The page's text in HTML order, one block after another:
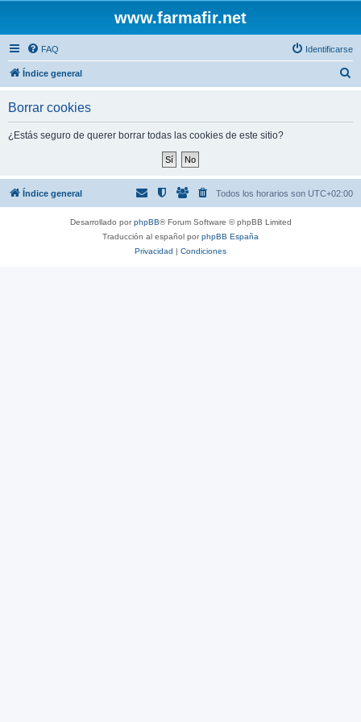
www.farmafir.net
FAQ Identificarse
Índice general
Borrar cookies
¿Estás seguro de querer borrar todas las cookies de este sitio?
Índice general Todos los horarios son UTC+02:00
Desarrollado porphpBB® Forum Software © phpBB Limited
Traducción al español porphpBB España
Privacidad | Condiciones